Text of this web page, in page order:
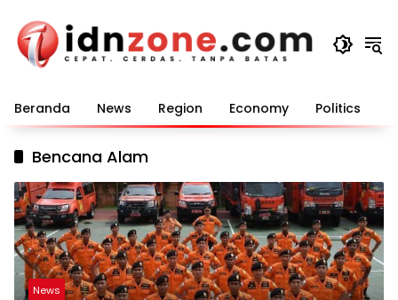
konten
Beranda News Region Economy Politics
Bencana Alam
News